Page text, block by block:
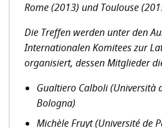
Rome (2013) und Toulouse
Die Treffen werden unter den
Internationalen Komitees zur
organisiert, dessen Mitglieder
Gualtiero Calboli (Università
Bologna)
Michèle Fruyt (Université de